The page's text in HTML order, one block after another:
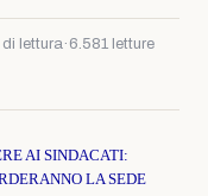
di lettura· 6.581 letture
AI SINDACATI:
LA SEDE